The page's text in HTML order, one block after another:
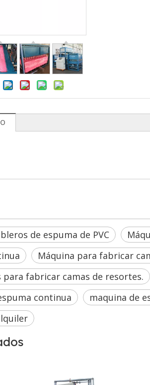
de espuma de PVC
Máquina para fabricar
para fabricar camas de resortes.
continua
maquina de